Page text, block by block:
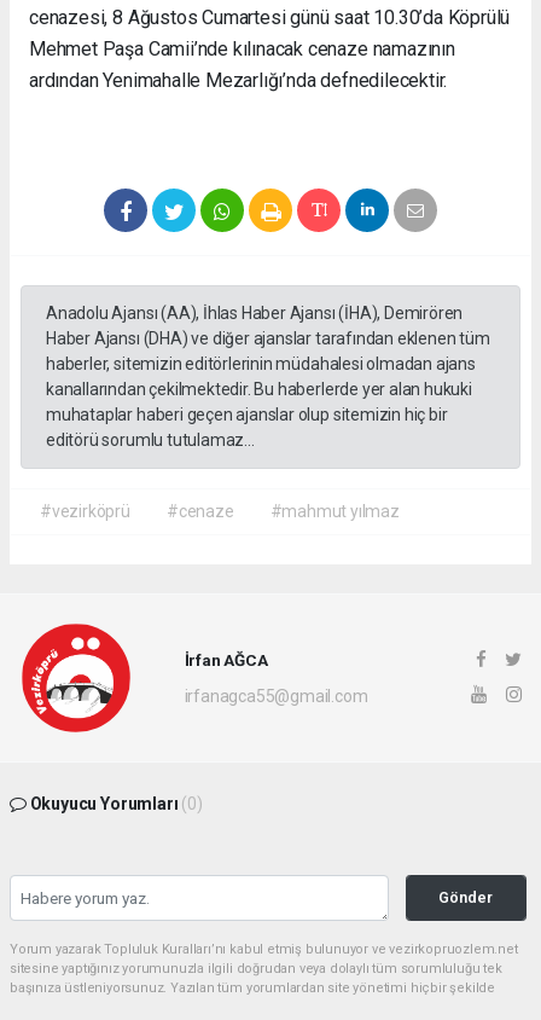
cenazesi, 8 Ağustos Cumartesi günü saat 10.30’da Köprülü
Mehmet Paşa Camii’nde kılınacak cenaze namazının
ardından Yenimahalle Mezarlığı’nda defnedilecektir.
Anadolu Ajansı (AA), İhlas Haber Ajansı (İHA), Demirören
Haber Ajansı (DHA) ve diğer ajanslar tarafından eklenen tüm
haberler, sitemizin editörlerinin müdahalesi olmadan ajans
kanallarından çekilmektedir. Bu haberlerde yer alan hukuki
muhataplar haberi geçen ajanslar olup sitemizin hiç bir
editörü sorumlu tutulamaz...
#vezirköprü #cenaze #mahmut yılmaz
İrfan AĞCA
irfanagca55@gmail.com
Okuyucu Yorumları (0)
Gönder
Yorum yazarak Topluluk Kuralları’nı kabul etmiş bulunuyor ve vezirkopruozlem.net
sitesine yaptığınız yorumunuzla ilgili doğrudan veya dolaylı tüm sorumluluğu tek
başınıza üstleniyorsunuz. Yazılan tüm yorumlardan site yönetimi hiçbir şekilde